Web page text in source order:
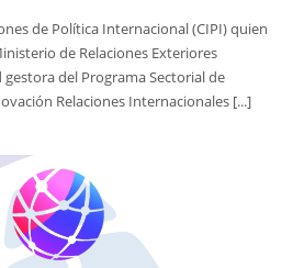
de Política Internacional (CIPI) quien
de Relaciones Exteriores
del Programa Sectorial de
Relaciones Internacionales [...]